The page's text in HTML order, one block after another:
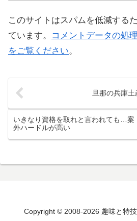
このサイトはスパムを低減する
ています。
コメントデータの処
をご覧ください。
旦那の兵庫土
いきなり資格を取れと言われても…案
外ハードルが高い
Copyright © 2008-2026 趣味と特